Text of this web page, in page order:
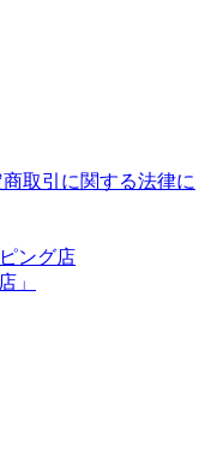
取引に関する法律に
ング店
」